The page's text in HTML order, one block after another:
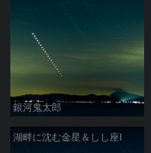
銀河鬼太郎
湖畔に沈む金星＆しし座Ⅰ